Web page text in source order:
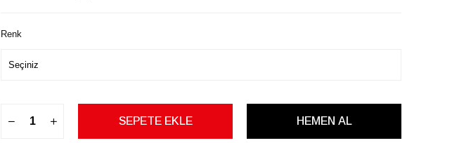
Renk